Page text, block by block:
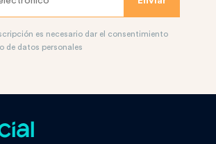
es necesario dar el consentimiento
de datos personales